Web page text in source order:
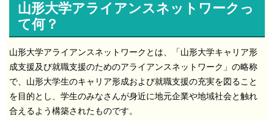
山形大学アライアンスネットワークっ
て何？
山形大学アライアンスネットワークとは、「山形大学キャリア形
成支援及び就職支援のためのアライアンスネットワーク」の略称
で、山形大学生のキャリア形成および就職支援の充実を図ること
を目的とし、学生のみなさんが身近に地元企業や地域社会と触れ
合えるよう構築されたものです。